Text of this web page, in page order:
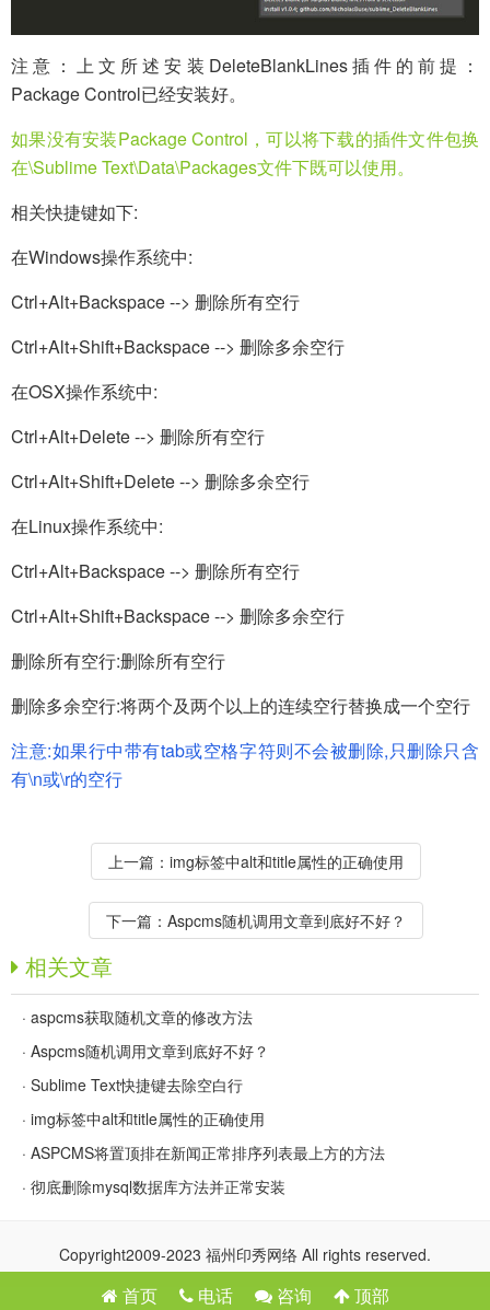
注意：上文所述安装DeleteBlankLines插件的前提：
Package Control已经安装好。
如果没有安装Package Control，可以将下载的插件文件包换
在\Sublime Text\Data\Packages文件下既可以使用。
相关快捷键如下:
在Windows操作系统中:
Ctrl+Alt+Backspace --> 删除所有空行
Ctrl+Alt+Shift+Backspace --> 删除多余空行
在OSX操作系统中:
Ctrl+Alt+Delete --> 删除所有空行
Ctrl+Alt+Shift+Delete --> 删除多余空行
在Linux操作系统中:
Ctrl+Alt+Backspace --> 删除所有空行
Ctrl+Alt+Shift+Backspace --> 删除多余空行
删除所有空行:删除所有空行
删除多余空行:将两个及两个以上的连续空行替换成一个空行
注意:如果行中带有tab或空格字符则不会被删除,只删除只含
有\n或\r的空行
上一篇： img标签中alt和title属性的正确使用
下一篇： Aspcms随机调用文章到底好不好？
相关文章
· aspcms获取随机文章的修改方法
· Aspcms随机调用文章到底好不好？
· Sublime Text快捷键去除空白行
· img标签中alt和title属性的正确使用
· ASPCMS将置顶排在新闻正常排序列表最上方的方法
· 彻底删除mysql数据库方法并正常安装
Copyright2009-2023 福州印秀网络 All rights reserved.
首页 电话 咨询 顶部